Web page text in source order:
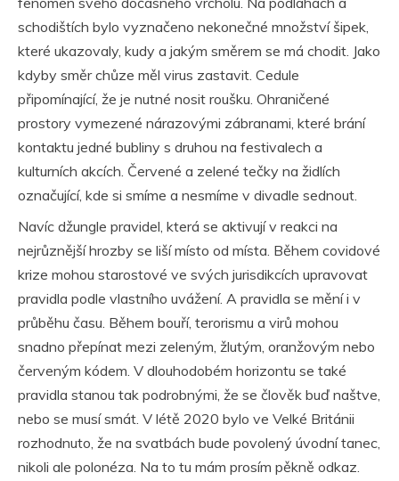
schodištích bylo vyznačeno nekonečné množství šipek,
které ukazovaly, kudy a jakým směrem se má chodit. Jako
kdyby směr chůze měl virus zastavit. Cedule
připomínající, že je nutné nosit roušku. Ohraničené
prostory vymezené nárazovými zábranami, které brání
kontaktu jedné bubliny s druhou na festivalech a
kulturních akcích. Červené a zelené tečky na židlích
označující, kde si smíme a nesmíme v divadle sednout.
Navíc džungle pravidel, která se aktivují v reakci na
nejrůznější hrozby se liší místo od místa. Během covidové
krize mohou starostové ve svých jurisdikcích upravovat
pravidla podle vlastního uvážení. A pravidla se mění i v
průběhu času. Během bouří, terorismu a virů mohou
snadno přepínat mezi zeleným, žlutým, oranžovým nebo
červeným kódem. V dlouhodobém horizontu se také
pravidla stanou tak podrobnými, že se člověk buď naštve,
nebo se musí smát. V létě 2020 bylo ve Velké Británii
rozhodnuto, že na svatbách bude povolený úvodní tanec,
nikoli ale polonéza. Na to tu mám prosím pěkně odkaz.